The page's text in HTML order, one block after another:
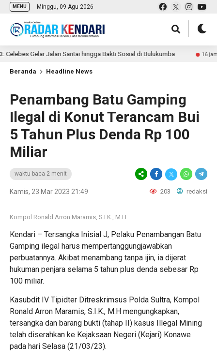
MENU Minggu, 09 Agu 2026
Gelar Jalan Santai hingga Bakti Sosial di Bulukumba 16 jam lalu
Beranda Headline News
Penambang Batu Gamping
Ilegal di Konut Terancam Bui
5 Tahun Plus Denda Rp 100
Miliar
waktu baca 2 menit
Kamis, 23 Mar 2023 21:49 203 redaksi
Kompol Ronald Arron Maramis, S.I.K., M.H
Kendari – Tersangka Inisial J, Pelaku Penambangan Batu
Gamping ilegal harus mempertanggungjawabkan
perbuatannya. Akibat menambang tanpa ijin, ia dijerat
hukuman penjara selama 5 tahun plus denda sebesar Rp
100 miliar.
Kasubdit IV Tipidter Ditreskrimsus Polda Sultra, Kompol
Ronald Arron Maramis, S.I.K., M.H mengungkapkan,
tersangka dan barang bukti (tahap II) kasus Illegal Mining
telah diserahkan ke Kejaksaan Negeri (Kejari) Konawe
pada hari Selasa (21/03/23).